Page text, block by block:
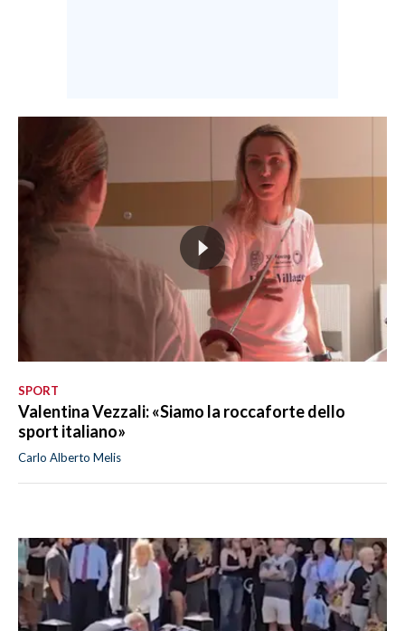
SPORT
Valentina Vezzali: «Siamo la roccaforte dello
sport italiano»
Carlo Alberto Melis